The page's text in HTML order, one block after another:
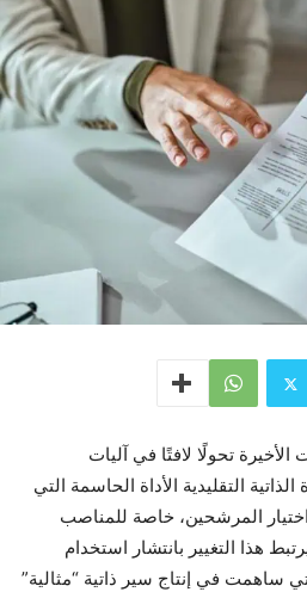
تحولًا لافتًا في آليات
التقليدية الأداة الحاسمة التي
المرشحين، خاصة للمناصب
هذا التغيير بانتشار استخدام
ساهمت في إنتاج سير ذاتية “مثالية”